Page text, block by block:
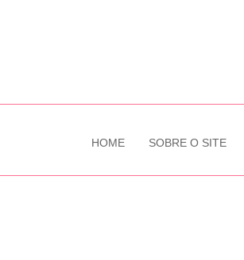
HOME SOBRE O SITE